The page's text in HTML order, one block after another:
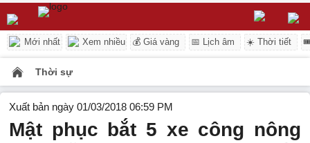
Mới nhất Xem nhiều 💰 Giá vàng 📅 Lịch âm ☀️ Thời tiết
Thời sự
Xuất bản ngày 01/03/2018 06:59 PM
Mật phục bắt 5 xe công nông